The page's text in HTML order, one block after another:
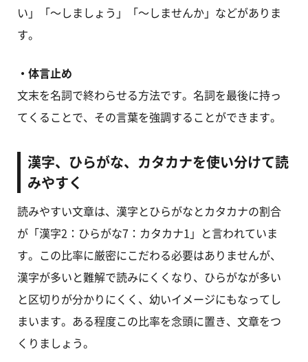
い」「～しましょう」「～しませんか」などがありま
す。
・体言止め
文末を名詞で終わらせる方法です。名詞を最後に持っ
てくることで、その言葉を強調することができます。
漢字、ひらがな、カタカナを使い分けて読
みやすく
読みやすい文章は、漢字とひらがなとカタカナの割合
が「漢字2：ひらがな7：カタカナ1」と言われていま
す。この比率に厳密にこだわる必要はありませんが、
漢字が多いと難解で読みにくくなり、ひらがなが多い
と区切りが分かりにくく、幼いイメージにもなってし
まいます。ある程度この比率を念頭に置き、文章をつ
くりましょう。